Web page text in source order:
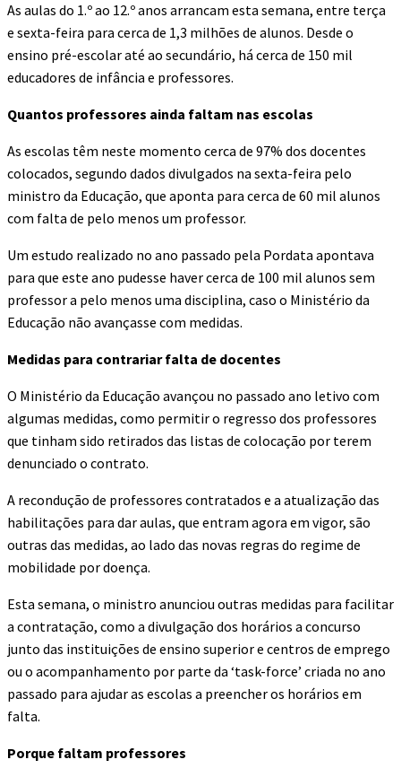
As aulas do 1.º ao 12.º anos arrancam esta semana, entre terça
e sexta-feira para cerca de 1,3 milhões de alunos. Desde o
ensino pré-escolar até ao secundário, há cerca de 150 mil
educadores de infância e professores.
Quantos professores ainda faltam nas escolas
As escolas têm neste momento cerca de 97% dos docentes
colocados, segundo dados divulgados na sexta-feira pelo
ministro da Educação, que aponta para cerca de 60 mil alunos
com falta de pelo menos um professor.
Um estudo realizado no ano passado pela Pordata apontava
para que este ano pudesse haver cerca de 100 mil alunos sem
professor a pelo menos uma disciplina, caso o Ministério da
Educação não avançasse com medidas.
Medidas para contrariar falta de docentes
O Ministério da Educação avançou no passado ano letivo com
algumas medidas, como permitir o regresso dos professores
que tinham sido retirados das listas de colocação por terem
denunciado o contrato.
A recondução de professores contratados e a atualização das
habilitações para dar aulas, que entram agora em vigor, são
outras das medidas, ao lado das novas regras do regime de
mobilidade por doença.
Esta semana, o ministro anunciou outras medidas para facilitar
a contratação, como a divulgação dos horários a concurso
junto das instituições de ensino superior e centros de emprego
ou o acompanhamento por parte da ‘task-force’ criada no ano
passado para ajudar as escolas a preencher os horários em
falta.
Porque faltam professores